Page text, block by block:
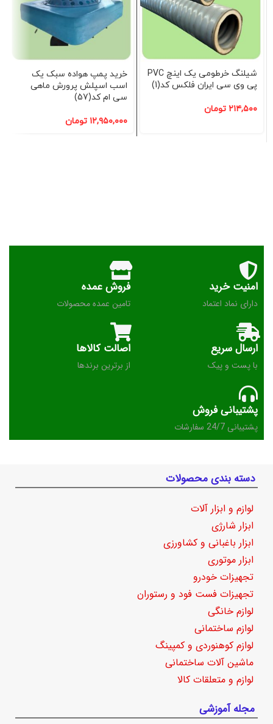
شیلنگ خرطومی یک اینچ PVC
پی وی سی ایران فلکس کد(1)
۲۱۴,۵۰۰ تومان
خرید پمپ هواده سبک یک
اسب اسپلش پرورش ماهی
سی ام کد(57)
۱۲,۹۵۰,۰۰۰ تومان
امنیت خرید
دارای نماد اعتماد
فروش عمده
تامین عمده محصولات
ارسال سریع
با پست و پیک
اصالت کالاها
از برترین برندها
پشتیبانی فروش
پشتیبانی 24/7 سفارشات
دسته بندی محصولات
لوازم و ابزار آلات
ابزار شارژی
ابزار باغبانی و کشاورزی
ابزار موتوری
تجهیزات خودرو
تجهیزات فست فود و رستوران
لوازم خانگی
لوازم ساختمانی
لوازم کوهنوردی و کمپینگ
ماشین آلات ساختمانی
لوازم و متعلقات کالا
مجله آموزشی